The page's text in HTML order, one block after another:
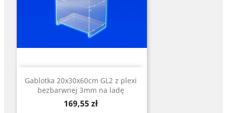
Gablotka 20x30x60cm GL2 z plexi
bezbarwnej 3mm na ladę
Cena
169,55 zł